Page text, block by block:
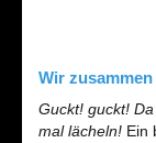
Wir zusammen
Guckt! guckt!
mal lächeln! Ein